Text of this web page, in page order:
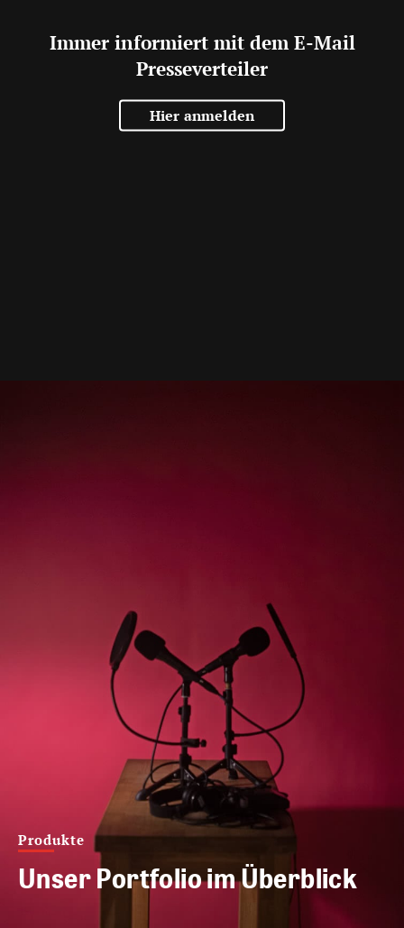
Immer informiert mit dem E-Mail
Presseverteiler
Hier anmelden
Produkte
Unser Portfolio im Überblick